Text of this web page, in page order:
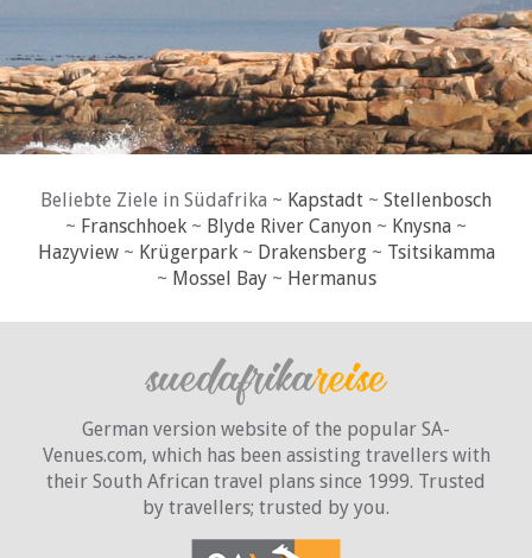
Beliebte Ziele in Südafrika ~ Kapstadt ~ Stellenbosch
~ Franschhoek ~ Blyde River Canyon ~ Knysna ~
Hazyview~ Krügerpark~ Drakensberg~ Tsitsikamma
~ Mossel Bay~ Hermanus
German version website of the popular SA-
Venues.com, which has been assisting travellers with
their South African travel plans since 1999. Trusted
by travellers; trusted by you.